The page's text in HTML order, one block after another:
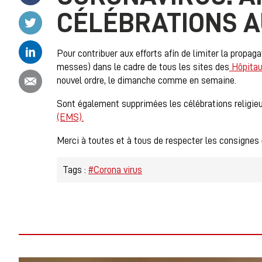
Partager ce contenu sur Twitter
Partager ce contenu par email
CÉLÉBRATIONS
Pour contribuer aux efforts afin de limiter la
messes) dans le cadre de tous les sites des
nouvel ordre, le dimanche comme en semaine.
Sont également supprimées les célébrations
(EMS).
Merci à toutes et à tous de respecter les consignes
Tags : #Corona virus